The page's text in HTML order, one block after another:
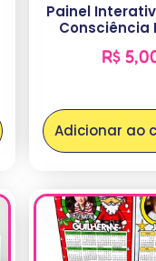
Painel
Consciência
R$
Adicionar ao